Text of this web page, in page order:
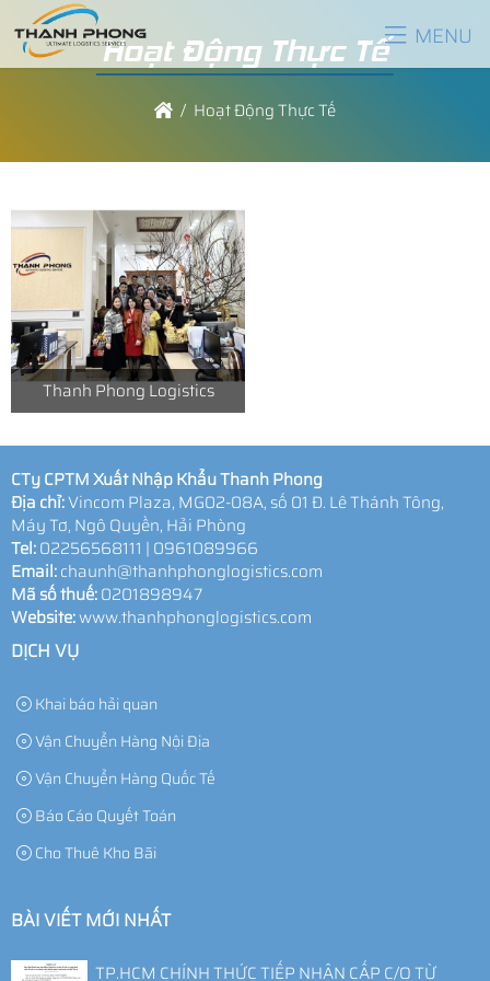
MENU
Hoạt Động Thực Tế
Hoạt Động Thực Tế
Thanh Phong Logistics
CTy CPTM Xuất Nhập Khẩu Thanh Phong
Địa chỉ:Vincom Plaza, MG02-08A, số 01 Đ. Lê Thánh Tông,
Máy Tơ, Ngô Quyền, Hải Phòng
Tel:02256568111 | 0961089966
Email:chaunh@thanhphonglogistics.com
Mã số thuế:0201898947
Website:www.thanhphonglogistics.com
DỊCH VỤ
Khai báo hải quan
Vận Chuyển Hàng Nội Địa
Vận Chuyển Hàng Quốc Tế
Báo Cáo Quyết Toán
Cho Thuê Kho Bãi
BÀI VIẾT MỚI NHẤT
TP.HCM CHÍNH THỨC TIẾP NHẬN CẤP C/O TỪ